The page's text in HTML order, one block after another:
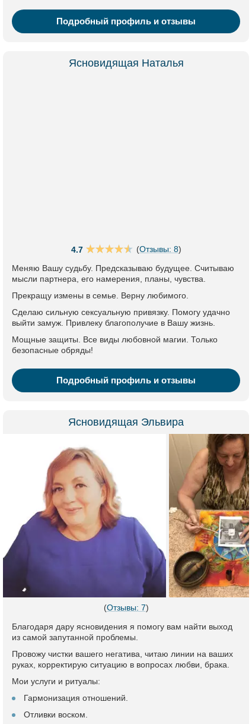
Подробный профиль и отзывы
Ясновидящая Наталья
4.7 (Отзывы: 8)
Меняю Вашу судьбу. Предсказываю будущее. Считываю
мысли партнера, его намерения, планы, чувства.
Прекращу измены в семье. Верну любимого.
Сделаю сильную сексуальную привязку. Помогу удачно
выйти замуж. Привлеку благополучие в Вашу жизнь.
Мощные защиты. Все виды любовной магии. Только
безопасные обряды!
Подробный профиль и отзывы
Ясновидящая Эльвира
(Отзывы: 7)
Благодаря дару ясновидения я помогу вам найти выход
из самой запутанной проблемы.
Провожу чистки вашего негатива, читаю линии на ваших
руках, корректирую ситуацию в вопросах любви, брака.
Мои услуги и ритуалы:
Гармонизация отношений.
Отливки воском.